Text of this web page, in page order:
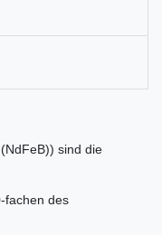
sind die
fachen des